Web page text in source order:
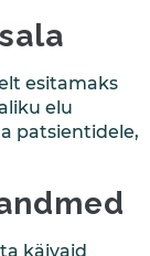
esitamaks
elu
patsientidele,
käivaid